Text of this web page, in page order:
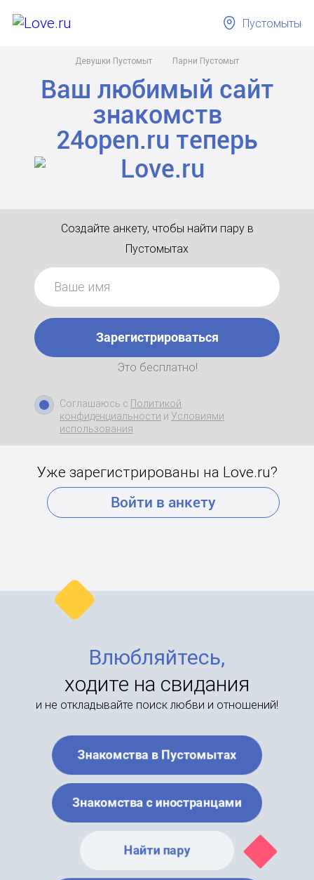
Девушки Пустомыт Парни Пустомыт
Пустомыты
Ваш любимый сайт
знакомств
24open.ru теперь
Создайте анкету, чтобы найти пару в
Пустомытах
Зарегистрироваться
Это бесплатно!
Соглашаюсь с Политикой
конфиденциальности и Условиями
использования
Уже зарегистрированы на Love.ru?
Войти в анкету
Влюбляйтесь,
ходите на свидания
и не откладывайте поиск любви и отношений!
Знакомства в Пустомытах
Знакомства с иностранцами
Найти пару